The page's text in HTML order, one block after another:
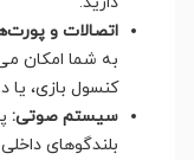
اتصالات و
به شما امکان
کنسول بازی، یا
سیستم صوتی: